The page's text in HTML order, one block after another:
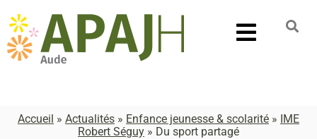
Accueil » Actualités » Enfance jeunesse & scolarité » IME
Robert Séguy » Du sport partagé